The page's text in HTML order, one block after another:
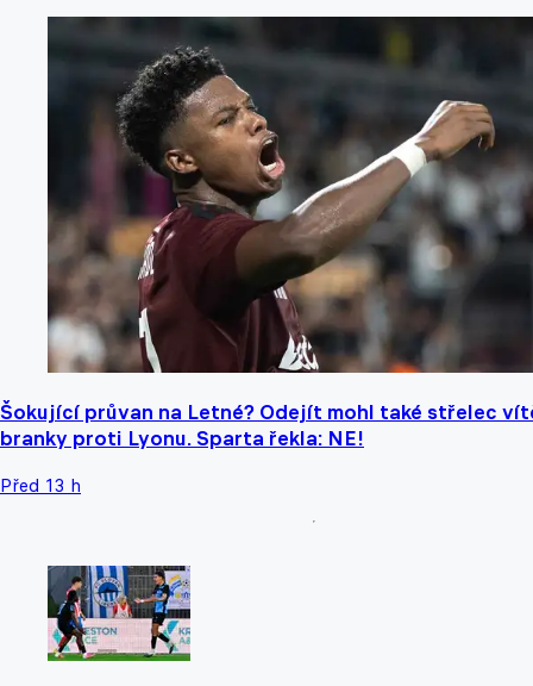
Šokující průvan na Letné? Odejít mohl také střelec
branky proti Lyonu. Sparta řekla: NE!
Před 13 h